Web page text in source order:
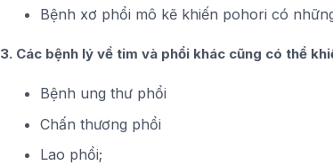
Bệnh xơ phổi mô kẽ khiến pohori có
3. Các bệnh lý về tim và phổi khác cũng có thể
Bệnh ung thư phổi
Chấn thương phổi
Lao phổi;